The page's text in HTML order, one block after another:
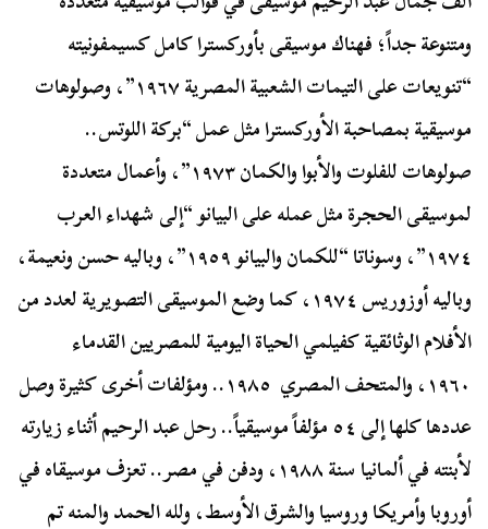
ومتنوعة جداً؛ فهناك موسيقى بأوركسترا كامل كسيمفونيته
“تنويعات على التيمات الشعبية المصرية ١٩٦٧”، وصولوهات
موسيقية بمصاحبة الأوركسترا مثل عمل “بركة اللوتس..
صولوهات للفلوت والأبوا والكمان ١٩٧٣”، وأعمال متعددة
لموسيقى الحجرة مثل عمله على البيانو “إلى شهداء العرب
١٩٧٤”، وسوناتا “للكمان والبيانو ١٩٥٩”، وباليه حسن ونعيمة،
وباليه أوزوريس ١٩٧٤، كما وضع الموسيقى التصويرية لعدد من
الأفلام الوثائقية كفيلمي الحياة اليومية للمصريين القدماء
١٩٦٠، والمتحف المصري ١٩٨٥.. ومؤلفات أخرى كثيرة وصل
عددها كلها إلى ٥٤ مؤلفاً موسيقياً.. رحل عبد الرحيم أثناء زيارته
لأبنته في ألمانيا سنة ١٩٨٨، ودفن في مصر.. تعزف موسيقاه في
أوروبا وأمريكا وروسيا والشرق الأوسط، ولله الحمد والمنه تم